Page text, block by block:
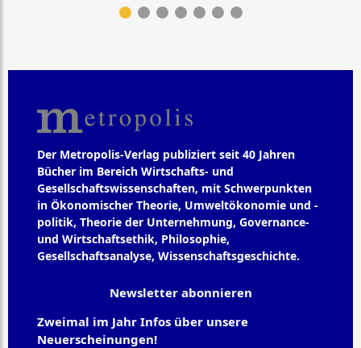
Der Metropolis-Verlag publiziert seit 40 Jahren
Bücher im Bereich Wirtschafts- und
Gesellschaftswissenschaften, mit Schwerpunkten
in Ökonomischer Theorie, Umweltökonomie und -
politik, Theorie der Unternehmung, Governance-
und Wirtschaftsethik, Philosophie,
Gesellschaftsanalyse, Wissenschaftsgeschichte.
Newsletter abonnieren
Zweimal im Jahr Infos über unsere
Neuerscheinungen!